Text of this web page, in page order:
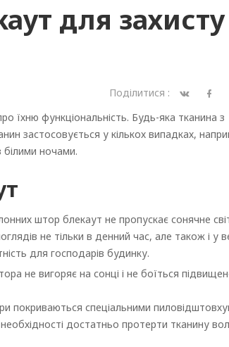
для захисту
Поділитися :
їхню функціональність. Будь-яка тканина з
застосовується у кількох випадках,
білими ночами.
штор блекаут не пропускає сонячне
не тільки в денний час, але також і у
для господарів будинку.
не вигоряє на сонці і не боїться
покриваються спеціальними
достатньо протерти тканину